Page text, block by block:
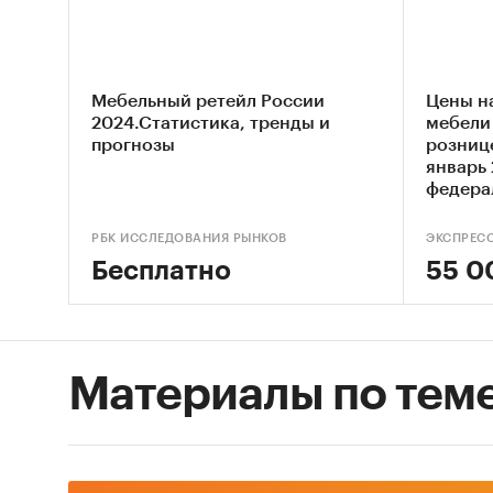
по
b)
Мебельный ретейл России
2024.Статистика, тренды и
прогнозы
РБК ИССЛЕДОВАНИЯ РЫНКОВ
Бесплатно
Цены
январь
55
Материалы по